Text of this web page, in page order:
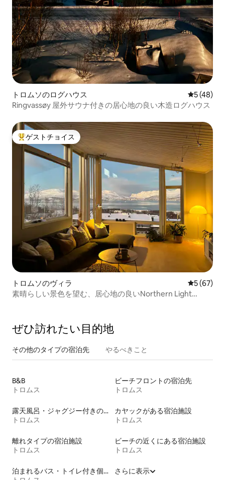
トロムソのログハウス レビュー
5 (48)
Ringvassøy 屋外サウナ付きの居心地の良い木造ログハウス
大好評のゲストチョイスです。
ゲストチョイス
トロムソのヴィラ レビュー
5 (67)
素晴らしい景色を望む、居心地の良いNorthern Light
ぜひ訪⁠れ⁠た⁠い目⁠的⁠地
その他のタ⁠イ⁠プ⁠の宿⁠泊⁠先 やるべきこと
B&B
トロムス
ビーチフロントの宿泊先
トロムス
露天風呂・ジャグジー付きの宿泊施設
トロムス
カヤックがある宿泊施設
トロムス
離れタイプの宿泊施設
トロムス
ビーチの近くにある宿泊施設
トロムス
泊まれるバス・トイレ付き個室
さらに表示